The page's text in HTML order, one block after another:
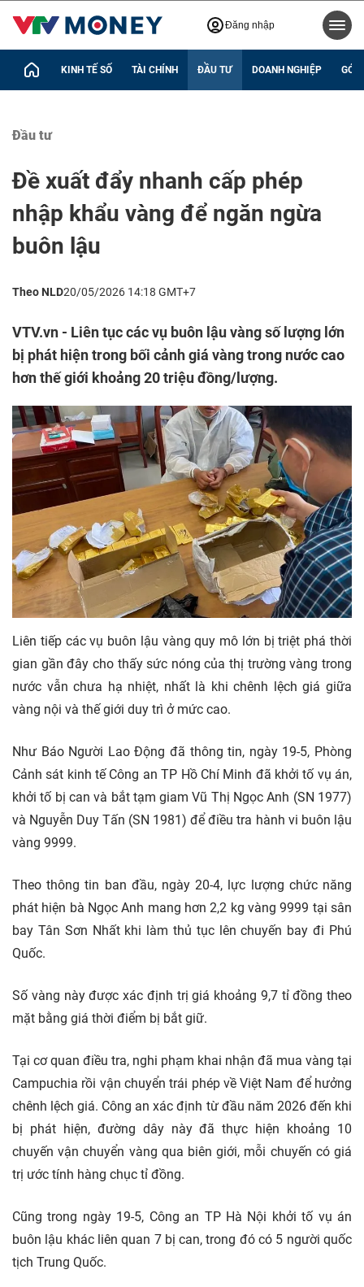
Đăng nhập
KINH TẾ SỐ TÀI CHÍNH ĐẦU TƯ DOANH NGHIỆP GÓC
Đầu tư
Đề xuất đẩy nhanh cấp phép
nhập khẩu vàng để ngăn ngừa
buôn lậu
Theo NLD20/05/2026 14:18 GMT+7
VTV.vn - Liên tục các vụ buôn lậu vàng số lượng lớn
bị phát hiện trong bối cảnh giá vàng trong nước cao
hơn thế giới khoảng 20 triệu đồng/lượng.
Liên tiếp các vụ buôn lậu vàng quy mô lớn bị triệt phá thời
gian gần đây cho thấy sức nóng của thị trường vàng trong
nước vẫn chưa hạ nhiệt, nhất là khi chênh lệch giá giữa
vàng nội và thế giới duy trì ở mức cao.
Như Báo Người Lao Động đã thông tin, ngày 19-5, Phòng
Cảnh sát kinh tế Công anTP Hồ Chí Minh đã khởi tố vụ án,
khởi tố bị can và bắt tạm giam Vũ Thị Ngọc Anh (SN 1977)
và Nguyễn Duy Tấn (SN 1981) để điều tra hành vi buôn lậu
vàng 9999.
Theo thông tin ban đầu, ngày 20-4, lực lượng chức năng
phát hiện bà Ngọc Anh mang hơn 2,2 kg vàng 9999 tại sân
bay Tân Sơn Nhất khi làm thủ tục lên chuyến bay đi Phú
Quốc.
Số vàng này được xác định trị giá khoảng 9,7 tỉ đồng theo
mặt bằng giá thời điểm bị bắt giữ.
Tại cơ quan điều tra, nghi phạm khai nhận đã mua vàng tại
Campuchia rồi vận chuyển trái phép về Việt Nam để hưởng
chênh lệch giá. Công an xác định từ đầu năm 2026 đến khi
bị phát hiện, đường dây này đã thực hiện khoảng 10
chuyến vận chuyển vàng qua biên giới, mỗi chuyến có giá
trị ước tính hàng chục tỉ đồng.
Cũng trong ngày 19-5, Công an TP Hà Nội khởi tố vụ án
buôn lậu khác liên quan 7 bị can, trong đó có 5 người quốc
tịch Trung Quốc.